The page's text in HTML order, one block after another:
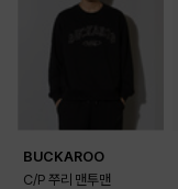
BUCKAROO
C/P 쭈리 맨투맨